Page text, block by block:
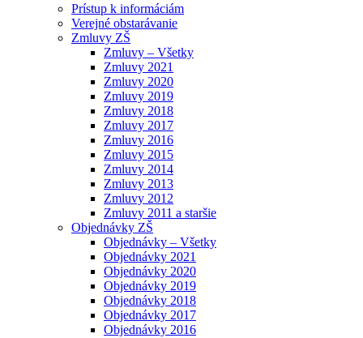
Prístup k informáciám
Verejné obstarávanie
Zmluvy ZŠ
Zmluvy – Všetky
Zmluvy 2021
Zmluvy 2020
Zmluvy 2019
Zmluvy 2018
Zmluvy 2017
Zmluvy 2016
Zmluvy 2015
Zmluvy 2014
Zmluvy 2013
Zmluvy 2012
Zmluvy 2011 a staršie
Objednávky ZŠ
Objednávky – Všetky
Objednávky 2021
Objednávky 2020
Objednávky 2019
Objednávky 2018
Objednávky 2017
Objednávky 2016